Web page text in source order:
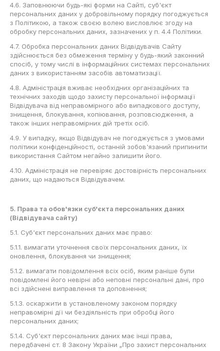
4.6. Заповнюючи будь-які форми на Сайті, суб'єкт
персональних даних у добровільному порядку погоджується
з Політикою, а також своєю волею висловлює згоду на
обробку персональних даних, зазначених у п. 4.4 Політики.
4.7. Обробка персональних даних Відвідувачів Сайту
здійснюється без обмеження терміну у будь-який законний
спосіб, у тому числі в інформаційних системах персональних
даних з використанням засобів автоматизації.
4.8. Адміністрація вживає необхідних організаційних та
технічних заходів щодо захисту персональної інформації
Відвідувача від неправомірного або випадкового доступу,
знищення, блокування, копіювання, розповсюдження, а
також інших неправомірних дій третіх осіб.
4.9. У випадку, якщо Відвідувач не погоджується з умовами
політики конфіденційності, останній зобов'язаний припинити
використання Сайтом негайно залишити його.
4.10. Адміністрація не перевіряє достовірність персональних
даних, що надаються Відвідувачем.
5. Права та обов'язки суб'єкта персональних даних
(Відвідувача сайту)
5.1. Суб'єкт персональних даних має право:
5.1.1. вимагати уточнення своїх персональних даних, їх
оновлення, блокування чи знищення;
5.1.2. вимагати повідомлення всіх осіб, яким раніше були
повідомлені його невірні або неповні персональні дані, про
всі здійснені виправлення та доповнення;
5.1.3. оскаржити в установленому законом порядку
неправомірні дії чи бездіяльність при обробці його
персональних даних;
5.1.4. Суб'єкт персональних даних має інші права,
передбачені ст. 8 Закону України „Про захист персональних